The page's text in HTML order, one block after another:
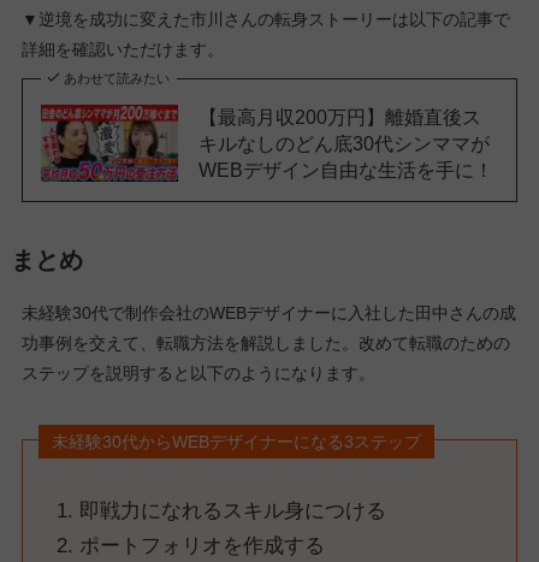
▼逆境を成功に変えた市川さんの転身ストーリーは以下の記事で
詳細を確認いただけます。
あわせて読みたい
【最高月収200万円】離婚直後ス
キルなしのどん底30代シンママが
WEBデザイン自由な生活を手に！
まとめ
未経験30代で制作会社のWEBデザイナーに入社した田中さんの成
功事例を交えて、転職方法を解説しました。改めて転職のための
ステップを説明すると以下のようになります。
未経験30代からWEBデザイナーになる3ステップ
即戦力になれるスキル身につける
ポートフォリオを作成する